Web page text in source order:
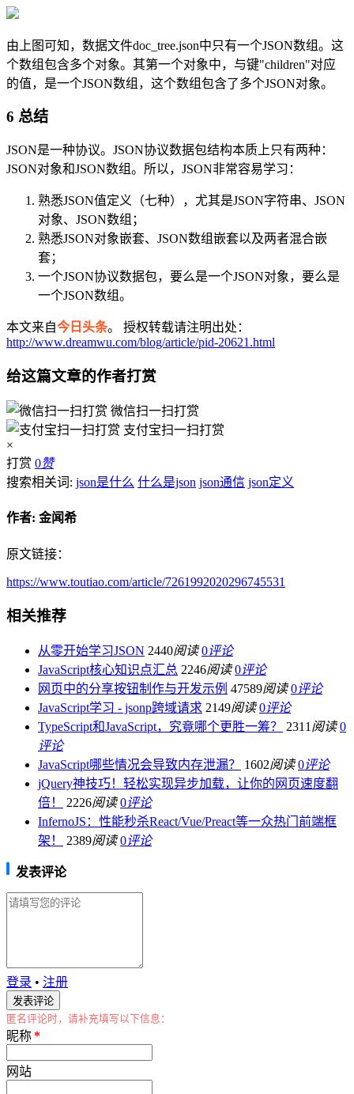
由上图可知，数据文件doc_tree.json中只有一个JSON数组。这
个数组包含多个对象。其第一个对象中，与键"children"对应
的值，是一个JSON数组，这个数组包含了多个JSON对象。
6 总结
JSON是一种协议。JSON协议数据包结构本质上只有两种：
JSON对象和JSON数组。所以，JSON非常容易学习：
熟悉JSON值定义（七种），尤其是JSON字符串、JSON
对象、JSON数组；
熟悉JSON对象嵌套、JSON数组嵌套以及两者混合嵌
套；
一个JSON协议数据包，要么是一个JSON对象，要么是
一个JSON数组。
本文来自今日头条。 授权转载请注明出处：
http://www.dreamwu.com/blog/article/pid-20621.html
给这篇文章的作者打赏
微信扫一扫打赏
支付宝扫一扫打赏
×
打赏 0赞
搜索相关词: json是什么 什么是json json通信 json定义
作者: 金闻希
原文链接：
https://www.toutiao.com/article/7261992020296745531
相关推荐
从零开始学习JSON 2440阅读 0评论
JavaScript核心知识点汇总 2246阅读 0评论
网页中的分享按钮制作与开发示例 47589阅读 0评论
JavaScript学习 - jsonp跨域请求 2149阅读 0评论
TypeScript和JavaScript，究竟哪个更胜一筹？
2311 阅读 0
评论
JavaScript哪些情况会导致内存泄漏？
1602阅读 0评论
jQuery神技巧！轻松实现异步加载，让你的网页速度翻
倍！
2226阅读 0评论
InfernoJS：性能秒杀React/Vue/Preact等一众热门前端框
架！
2389阅读 0评论
发表评论
登录 • 注册
匿名评论时，请补充填写以下信息：
昵称*
网站